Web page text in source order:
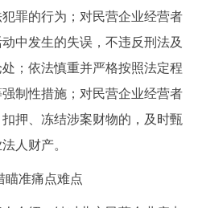
罪的行为；对民营企业经营者
中发生的失误，不违反刑法及
；依法慎重并严格按照法定程
制性措施；对民营企业经营者
押、冻结涉案财物的，及时甄
人财产。
瞄准痛点难点